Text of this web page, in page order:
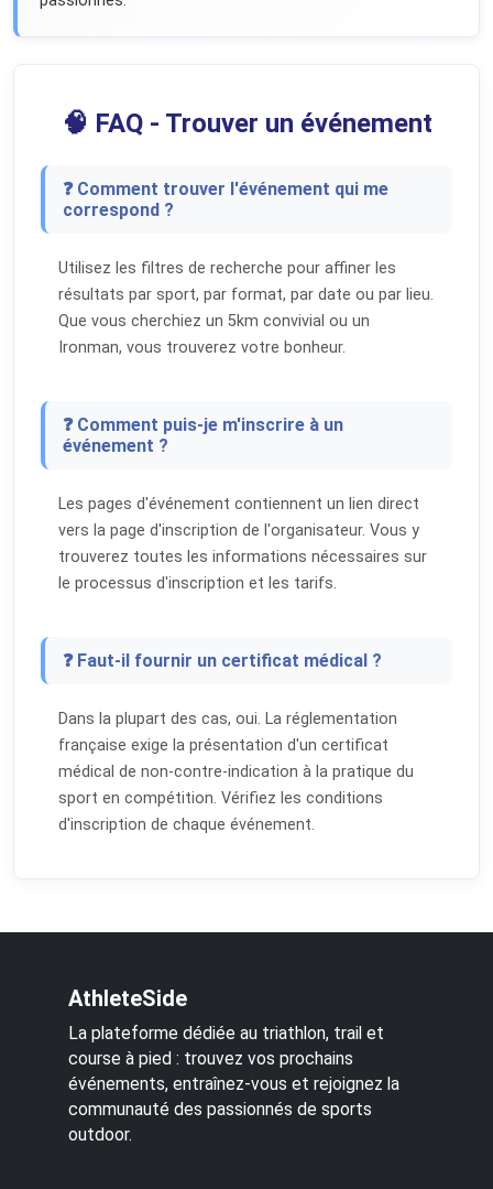
🧠 FAQ - Trouver un événement
❓ Comment trouver l'événement qui me
correspond ?
Utilisez les filtres de recherche pour affiner les
résultats par sport, par format, par date ou par lieu.
Que vous cherchiez un 5km convivial ou un
Ironman, vous trouverez votre bonheur.
❓ Comment puis-je m'inscrire à un
événement ?
Les pages d'événement contiennent un lien direct
vers la page d'inscription de l'organisateur. Vous y
trouverez toutes les informations nécessaires sur
le processus d'inscription et les tarifs.
❓ Faut-il fournir un certificat médical ?
Dans la plupart des cas, oui. La réglementation
française exige la présentation d'un certificat
médical de non-contre-indication à la pratique du
sport en compétition. Vérifiez les conditions
d'inscription de chaque événement.
AthleteSide
La plateforme dédiée au triathlon, trail et
course à pied : trouvez vos prochains
événements, entraînez-vous et rejoignez la
communauté des passionnés de sports
outdoor.